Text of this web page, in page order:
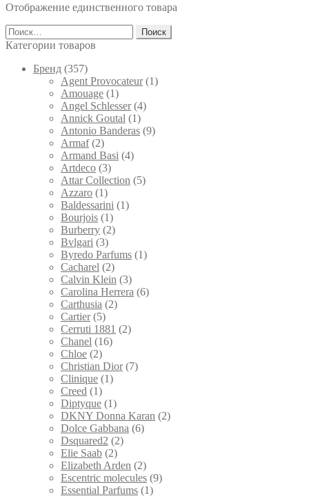
9,000 ₽
Отображение единственного товара
Найти:
Категории товаров
Брeнд (357)
Agent Provocateur (1)
Amouage (1)
Angel Schlesser (4)
Annick Goutal (1)
Antonio Banderas (9)
Armaf (2)
Armand Basi (4)
Artdeco (3)
Attar Collection (5)
Azzaro (1)
Baldessarini (1)
Bourjois (1)
Burberry (2)
Bvlgari (3)
Byredo Parfums (1)
Cacharel (2)
Calvin Klein (3)
Carolina Herrera (6)
Carthusia (2)
Cartier (5)
Cerruti 1881 (2)
Chanel (16)
Chloe (2)
Christian Dior (7)
Clinique (1)
Creed (1)
Diptyque (1)
DKNY Donna Karan (2)
Dolce Gabbana (6)
Dsquared2 (2)
Elie Saab (2)
Elizabeth Arden (2)
Escentric molecules (9)
Essential Parfums (1)